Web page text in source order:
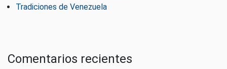
Tradiciones de Venezuela
Comentarios recientes